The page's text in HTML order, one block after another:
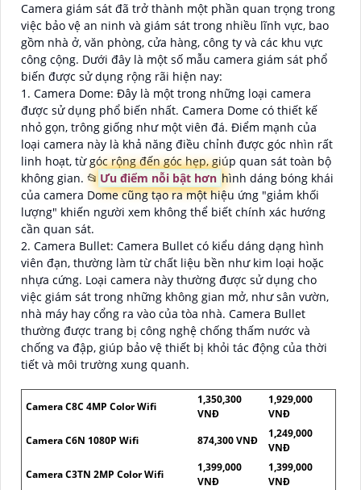
Camera giám sát đã trở thành một phần quan trọng trong
việc bảo vệ an ninh và giám sát trong nhiều lĩnh vực, bao
gồm nhà ở, văn phòng, cửa hàng, công ty và các khu vực
công cộng. Dưới đây là một số mẫu camera giám sát phổ
biến được sử dụng rộng rãi hiện nay:
1. Camera Dome: Đây là một trong những loại camera
được sử dụng phổ biến nhất. Camera Dome có thiết kế
nhỏ gọn, trông giống như một viên đá. Điểm mạnh của
loại camera này là khả năng điều chỉnh được góc nhìn rất
linh hoạt, từ góc rộng đến góc hẹp, giúp quan sát toàn bộ
không gian. 📂 Ưu điểm nỗi bật hơn hình dáng bóng khái
của camera Dome cũng tạo ra một hiệu ứng "giảm khối
lượng" khiến người xem không thể biết chính xác hướng
cần quan sát.
2. Camera Bullet: Camera Bullet có kiểu dáng dạng hình
viên đạn, thường làm từ chất liệu bền như kim loại hoặc
nhựa cứng. Loại camera này thường được sử dụng cho
việc giám sát trong những không gian mở, như sân vườn,
nhà máy hay cổng ra vào của tòa nhà. Camera Bullet
thường được trang bị công nghệ chống thấm nước và
chống va đập, giúp bảo vệ thiết bị khỏi tác động của thời
tiết và môi trường xung quanh.
Camera C8C 4MP Color Wifi
1,350,300
VNĐ
1,929,000
VNĐ
Camera C6N 1080P Wifi
874,300 VNĐ
1,249,000
VNĐ
Camera C3TN 2MP Color Wifi
1,399,000
VNĐ
1,399,000
VNĐ